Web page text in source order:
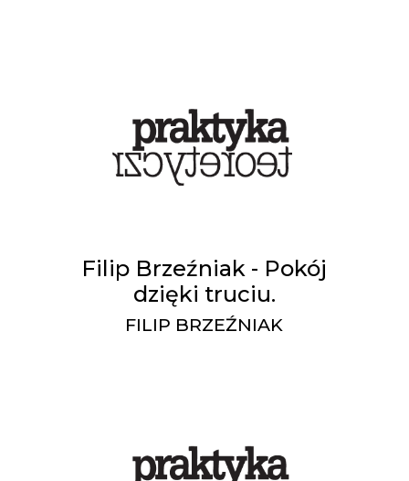
Filip Brzeźniak - Pokój
dzięki truciu.
FILIP BRZEŹNIAK